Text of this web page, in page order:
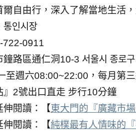
爾自由行，深入了解當地生活
통인시장
722-0911
路區通仁洞10-3 서울시 종로
至週六08:00~22:00，每月第
』2號出口直走 步行10分鐘
閱讀：【東大門的『廣藏市場
閱讀：【純樸最有人情味的『